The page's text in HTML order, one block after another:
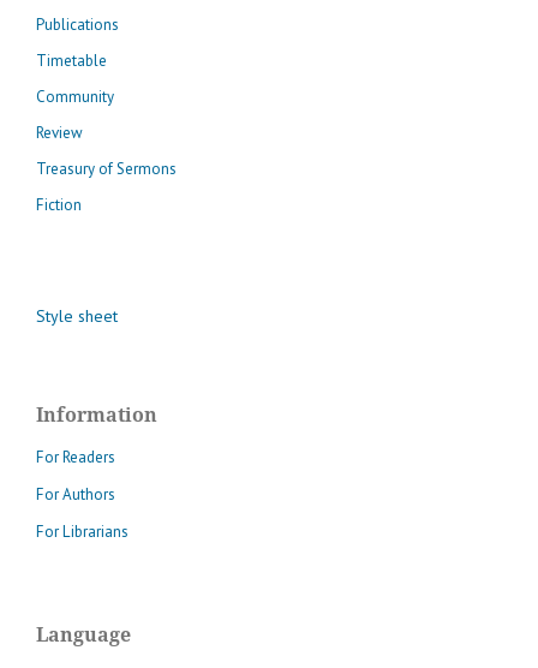
Publications
Timetable
Community
Review
Treasury of Sermons
Fiction
Style sheet
Information
For Readers
For Authors
For Librarians
Language